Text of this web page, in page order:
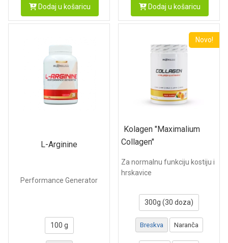
Dodaj u košaricu Dodaj u košaricu
L-Arginine
Performance Generator
100 g
Novo!
Kolagen "Maximalium
Collagen"
Za normalnu funkciju kostiju i
hrskavice
300g (30 doza)
Breskva Naranča